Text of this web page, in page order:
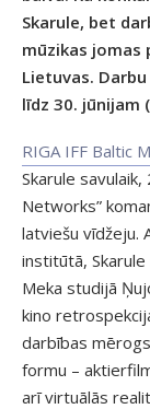
Skarule, bet
mūzikas jomas
Lietuvas.
līdz 30. jūnijam
RIGA IFF Baltic
Skarule
Networks”
latviešu vīdžeju.
institūtā,
Meka studijā
kino
darbības
formu –
arī virtuālās